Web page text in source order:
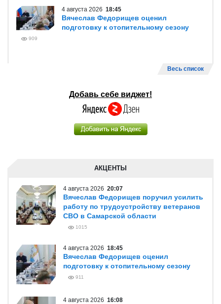
4 августа 2026 18:45
Вячеслав Федорищев оценил
подготовку к отопительному сезону
909
Весь список
Добавь себе виджет!
АКЦЕНТЫ
4 августа 2026 20:07
Вячеслав Федорищев поручил усилить
работу по трудоустройству ветеранов
СВО в Самарской области
1015
4 августа 2026 18:45
Вячеслав Федорищев оценил
подготовку к отопительному сезону
911
4 августа 2026 16:08